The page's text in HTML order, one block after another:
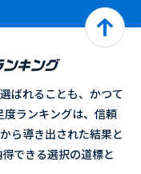
ばれることも、かつて
度ランキングは、信頼
ら導き出された結果と
できる選択の道標と